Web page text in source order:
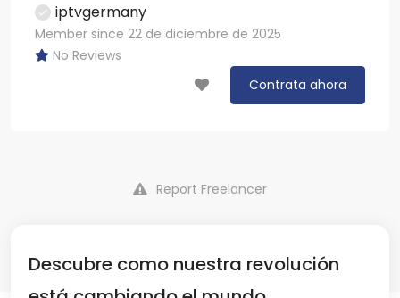
iptvgermany
Member since 22 de diciembre de 2025
No Reviews
Contrata ahora
Report Freelancer
Descubre como nuestra revolución